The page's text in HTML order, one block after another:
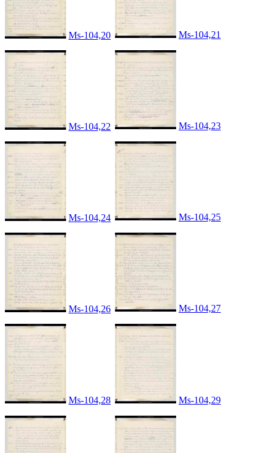
Ms-104,20 Ms-104,21
Ms-104,22 Ms-104,23
Ms-104,24 Ms-104,25
Ms-104,26 Ms-104,27
Ms-104,28 Ms-104,29